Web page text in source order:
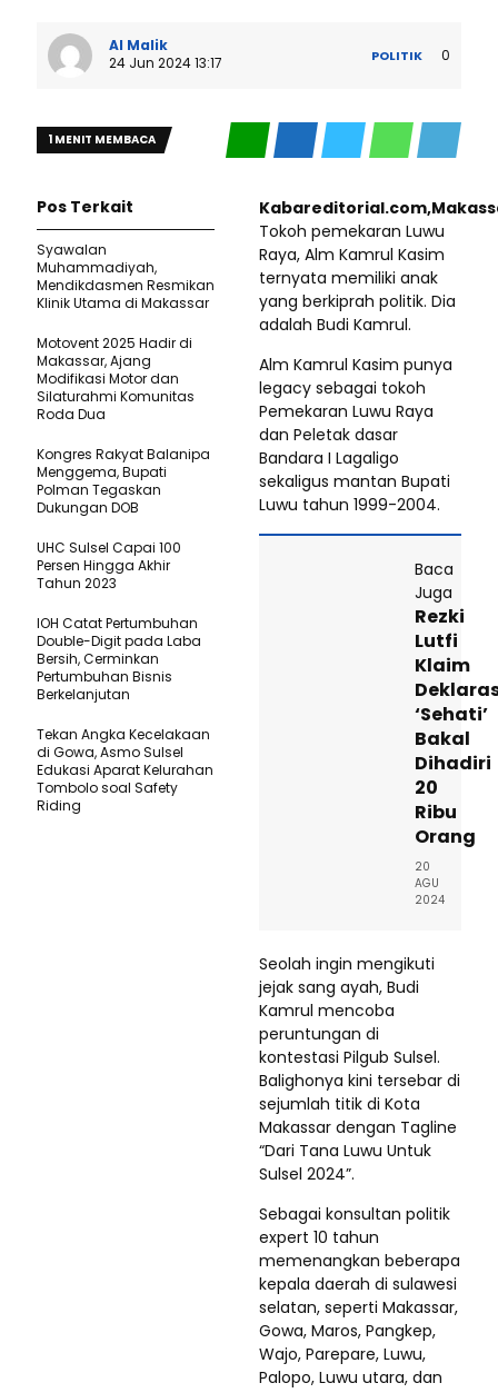
Al Malik
24 Jun 2024 13:17
POLITIK 0
1 MENIT MEMBACA
Tokoh pemekaran Luwu
Raya, Alm Kamrul Kasim
ternyata memiliki anak
yang berkiprah politik. Dia
adalah Budi Kamrul.
Alm Kamrul Kasim punya
legacy sebagai tokoh
Pemekaran Luwu Raya
dan Peletak dasar
Bandara I Lagaligo
sekaligus mantan Bupati
Luwu tahun 1999-2004.
Baca
Juga
Rezki
Lutfi
Klaim
‘Sehati’
Bakal
Dihadiri
20
Ribu
Orang
20
AGU
2024
Seolah ingin mengikuti
jejak sang ayah, Budi
Kamrul mencoba
peruntungan di
kontestasi Pilgub Sulsel.
Balighonya kini tersebar di
sejumlah titik di Kota
Makassar dengan Tagline
“Dari Tana Luwu Untuk
Sulsel 2024”.
Sebagai konsultan politik
expert 10 tahun
memenangkan beberapa
kepala daerah di sulawesi
selatan, seperti Makassar,
Gowa, Maros, Pangkep,
Wajo, Parepare, Luwu,
Palopo, Luwu utara, dan
Pos Terkait
Syawalan
Muhammadiyah,
Mendikdasmen Resmikan
Klinik Utama di Makassar
Motovent 2025 Hadir di
Makassar, Ajang
Modifikasi Motor dan
Silaturahmi Komunitas
Roda Dua
Kongres Rakyat Balanipa
Menggema, Bupati
Polman Tegaskan
Dukungan DOB
UHC Sulsel Capai 100
Persen Hingga Akhir
Tahun 2023
IOH Catat Pertumbuhan
Double-Digit pada Laba
Bersih, Cerminkan
Pertumbuhan Bisnis
Berkelanjutan
Tekan Angka Kecelakaan
di Gowa, Asmo Sulsel
Edukasi Aparat Kelurahan
Tombolo soal Safety
Riding